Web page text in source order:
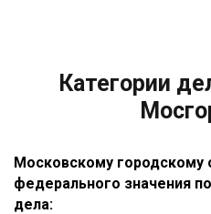
Категории
Московскому городскому
федерального значения
дела: